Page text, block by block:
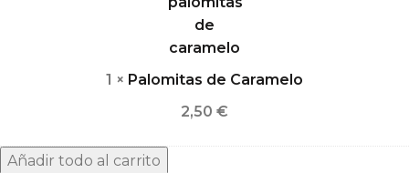
1 × Palomitas de Caramelo
2,50 €
Añadir todo al carrito